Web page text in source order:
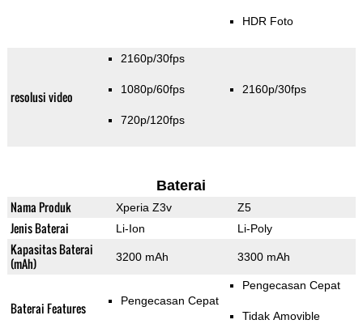
HDR Foto
resolusi video
2160p/30fps
1080p/60fps
720p/120fps
2160p/30fps
Baterai
Nama Produk Xperia Z3v Z5
Jenis Baterai Li-Ion Li-Poly
Kapasitas Baterai
(mAh)
3200 mAh 3300 mAh
Baterai Features Pengecasan Cepat
Pengecasan Cepat
Tidak Amovible